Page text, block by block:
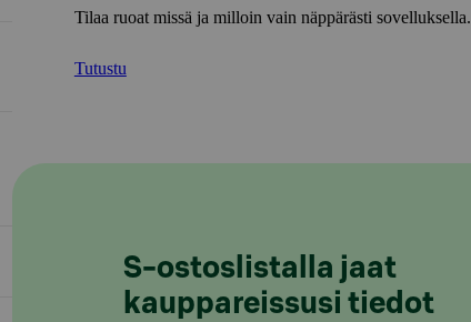
Tilaa ruoat missä ja milloin vain näppärästi sovelluksella.
Tutustu
S-ostoslistalla jaat
kauppareissusi tiedot